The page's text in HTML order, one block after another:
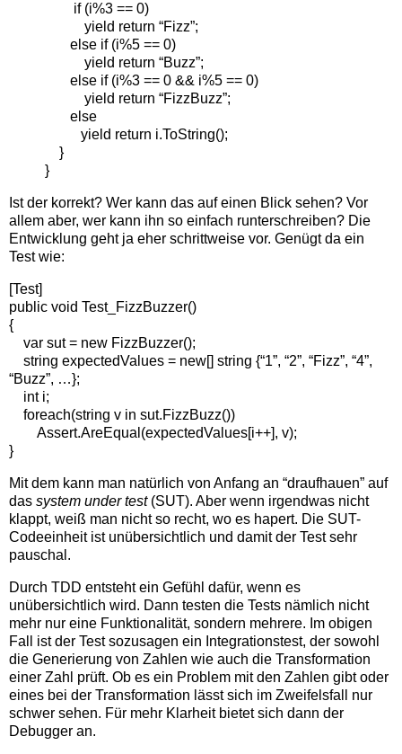
if (i%3 == 0)
yield return “Fizz”;
else if (i%5 == 0)
yield return “Buzz”;
else if (i%3 == 0 && i%5 == 0)
yield return “FizzBuzz”;
else
yield return i.ToString();
}
}
Ist der korrekt? Wer kann das auf einen Blick sehen? Vor
allem aber, wer kann ihn so einfach runterschreiben? Die
Entwicklung geht ja eher schrittweise vor. Genügt da ein
Test wie:
[Test]
public void Test_FizzBuzzer()
{
var sut = new FizzBuzzer();
string expectedValues = new[] string {“1”, “2”, “Fizz”, “4”,
“Buzz”, …};
int i;
foreach(string v in sut.FizzBuzz())
Assert.AreEqual(expectedValues[i++], v);
}
Mit dem kann man natürlich von Anfang an “draufhauen” auf
das system under test(SUT). Aber wenn irgendwas nicht
klappt, weiß man nicht so recht, wo es hapert. Die SUT-
Codeeinheit ist unübersichtlich und damit der Test sehr
pauschal.
Durch TDD entsteht ein Gefühl dafür, wenn es
unübersichtlich wird. Dann testen die Tests nämlich nicht
mehr nur eine Funktionalität, sondern mehrere. Im obigen
Fall ist der Test sozusagen ein Integrationstest, der sowohl
die Generierung von Zahlen wie auch die Transformation
einer Zahl prüft. Ob es ein Problem mit den Zahlen gibt oder
eines bei der Transformation lässt sich im Zweifelsfall nur
schwer sehen. Für mehr Klarheit bietet sich dann der
Debugger an.